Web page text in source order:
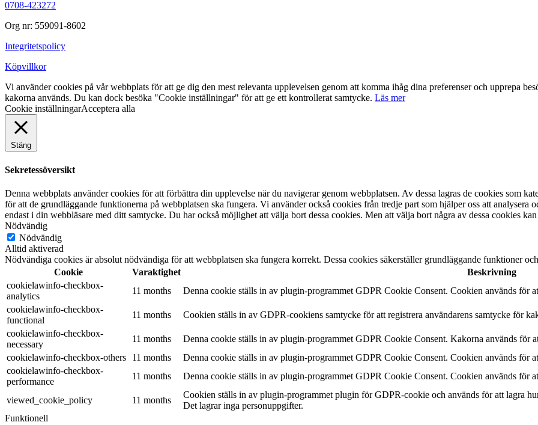
0708-423272
Org nr: 559091-8602
Integritetspolicy
Köpvillkor
Vi använder cookies på vår webbplats för att ge dig den mest relevanta upplevelsen genom att komma ihåg dina preferenser och upprepa
kakorna används. Du kan dock besöka "Cookie inställningar" för att ge ett kontrollerat samtycke. Läs mer
Cookie inställningarAcceptera alla
Stäng
Sekretessöversikt
Denna webbplats använder cookies för att förbättra din upplevelse när du navigerar genom webbplatsen. Av dessa lagras de cookies som
för att de grundläggande funktionerna på webbplatsen ska fungera. Vi använder också cookies från tredje part som hjälper oss att analysera
endast i din webbläsare med ditt samtycke. Du har också möjlighet att välja bort dessa cookies. Men att välja bort några av dessa cookies
Nödvändig
Nödvändig
Alltid aktiverad
Nödvändiga cookies är absolut nödvändiga för att webbplatsen ska fungera korrekt. Dessa cookies säkerställer grundläggande funktioner
Cookie
Varaktighet
Beskrivning
cookielawinfo-checkbox-
analytics
11 months
Denna cookie ställs in av plugin-programmet GDPR Cookie Consent. Cookien används för
cookielawinfo-checkbox-
functional
11 months
Cookien ställs in av GDPR-cookiens samtycke för att registrera användarens samtycke för
cookielawinfo-checkbox-
necessary
11 months
Denna cookie ställs in av plugin-programmet GDPR Cookie Consent. Kakorna används för
cookielawinfo-checkbox-others
11 months
Denna cookie ställs in av plugin-programmet GDPR Cookie Consent. Cookien används för
cookielawinfo-checkbox-
performance
11 months Denna cookie ställs in av plugin-programmet GDPR Cookie Consent. Cookien används för
viewed_cookie_policy 11 months
Cookien ställs in av plugin-programmet plugin för GDPR-cookie och används för att lagra
Det lagrar inga personuppgifter.
Funktionell